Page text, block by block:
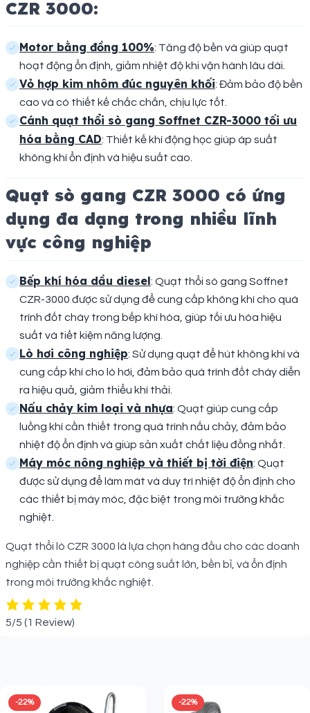
CZR 3000:
Motor bằng đồng 100%: Tăng độ bền và giúp quạt
hoạt động ổn định, giảm nhiệt độ khi vận hành lâu dài.
Vỏ hợp kim nhôm đúc nguyên khối: Đảm bảo độ bền
cao và có thiết kế chắc chắn, chịu lực tốt.
Cánh quạt thổi sò gang Soffnet CZR-3000 tối ưu
hóa bằng CAD: Thiết kế khí động học giúp áp suất
không khí ổn định và hiệu suất cao.
Quạt sò gang CZR 3000 có ứng
dụng đa dạng trong nhiều lĩnh
vực công nghiệp
Bếp khí hóa dầu diesel: Quạt thổi sò gang Soffnet
CZR-3000 được sử dụng để cung cấp không khí cho quá
trình đốt cháy trong bếp khí hóa, giúp tối ưu hóa hiệu
suất và tiết kiệm năng lượng.
Lò hơi công nghiệp: Sử dụng quạt để hút không khí và
cung cấp khí cho lò hơi, đảm bảo quá trình đốt cháy diễn
ra hiệu quả, giảm thiểu khí thải.
Nấu chảy kim loại và nhựa: Quạt giúp cung cấp
luồng khí cần thiết trong quá trình nấu chảy, đảm bảo
nhiệt độ ổn định và giúp sản xuất chất liệu đồng nhất.
Máy móc nông nghiệp và thiết bị tời điện: Quạt
được sử dụng để làm mát và duy trì nhiệt độ ổn định cho
các thiết bị máy móc, đặc biệt trong môi trường khắc
nghiệt.
Quạt thổi lò CZR 3000 là lựa chọn hàng đầu cho các doanh
nghiệp cần thiết bị quạt công suất lớn, bền bỉ, và ổn định
trong môi trường khắc nghiệt.
5/5 (1 Review)
-22% -22%